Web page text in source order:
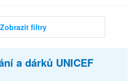
Zobrazit filtry
a dárků UNICEF